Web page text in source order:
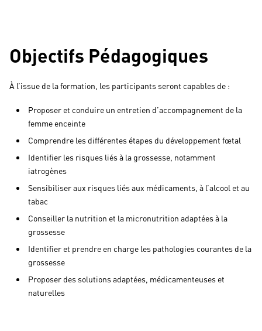
Objectifs Pédagogiques
À l’issue de la formation, les participants seront capables de :
Proposer et conduire un entretien d’accompagnement de la
femme enceinte
Comprendre les différentes étapes du développement fœtal
Identifier les risques liés à la grossesse, notamment
iatrogènes
Sensibiliser aux risques liés aux médicaments, à l’alcool et au
tabac
Conseiller la nutrition et la micronutrition adaptées à la
grossesse
Identifier et prendre en charge les pathologies courantes de la
grossesse
Proposer des solutions adaptées, médicamenteuses et
naturelles